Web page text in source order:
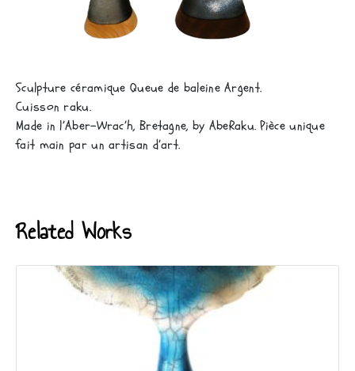
Sculpture céramique Queue de baleine Argent.
Cuisson raku.
Made in l’Aber-Wrac’h, Bretagne, by AbeRaku. Pièce unique
fait main par un artisan d’art.
Related Works